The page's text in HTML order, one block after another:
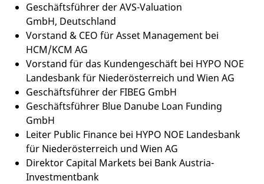
Geschäftsführer der AVS-Valuation
GmbH, Deutschland
Vorstand & CEO für Asset Management bei
HCM/KCM AG
Vorstand für das Kundengeschäft bei HYPO NOE
Landesbank für Niederösterreich und Wien AG
Geschäftsführer der FIBEG GmbH
Geschäftsführer Blue Danube Loan Funding
GmbH
Leiter Public Finance bei HYPO NOE Landesbank
für Niederösterreich und Wien AG
Direktor Capital Markets bei Bank Austria-
Investmentbank